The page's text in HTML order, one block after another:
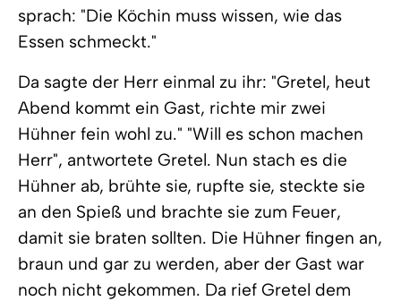
sprach: "Die Köchin muss wissen, wie das
Essen schmeckt."
Da sagte der Herr einmal zu ihr: "Gretel, heut
Abend kommt ein Gast, richte mir zwei
Hühner fein wohl zu." "Will es schon machen
Herr", antwortete Gretel. Nun stach es die
Hühner ab, brühte sie, rupfte sie, steckte sie
an den Spieß und brachte sie zum Feuer,
damit sie braten sollten. Die Hühner fingen an,
braun und gar zu werden, aber der Gast war
noch nicht gekommen. Da rief Gretel dem